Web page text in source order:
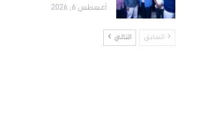
أغسطس 6, 2026
السابق التالي